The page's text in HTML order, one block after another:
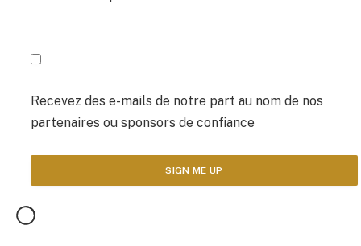
Recevez des e-mails de notre part au nom de nos
partenaires ou sponsors de confiance